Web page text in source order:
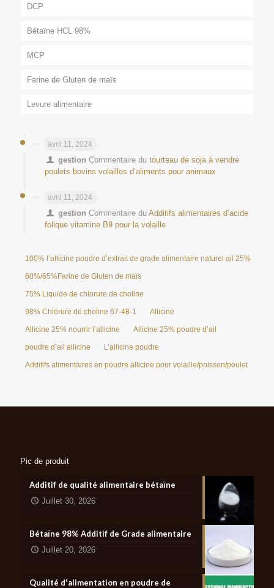
DCP
Bétaïne HCL 98%
MCP
Farine de Gluten de maïs
Levure alimentaire
avril 11, 2024
gestion Commentaire dutourteau de soja à vendre
poulets bovins volailles d’aliments pour animaux
avril 11, 2024
gestion Commentaire duAdditifs alimentaires d’acide
folique vitamine B9 pour la volaille
100% l’allicine poudre d’extrait de grade alimentaire naturel ail 25%
60%/65%Farine de Gluten de maïs
75% Liquide de chlorure de choline
98% Chlorure de choline 67-48-1 Allicine
Allicine 25% nourrir l’allicine Allicine 25% poudre d’ail
poudre d’ail allicine L’allicine poudre
Additifs alimentaires en poudre allicine pour volaille/poisson/poulet
Pic de produit
Additif de qualité alimentaire bétaïne
Juillet 30, 2026
Bétaïne 98% Additif de Grade alimentaire
Juillet 20, 2026
Qualité d'alimentation en poudre de